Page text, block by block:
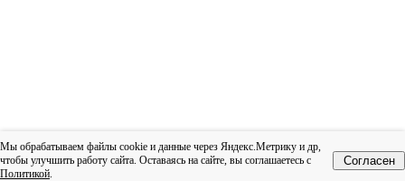
Мы обрабатываем файлы cookie и данные через Яндекс.Метрику и др,
чтобы улучшить работу сайта. Оставаясь на сайте, вы соглашаетесь с
Политикой.
Согласен